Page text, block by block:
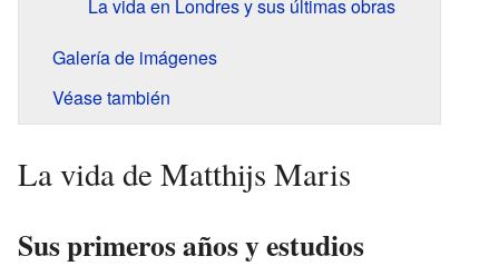
La vida en Londres y sus últimas obras
Galería de imágenes
Véase también
La vida de Matthijs Maris
Sus primeros años y estudios